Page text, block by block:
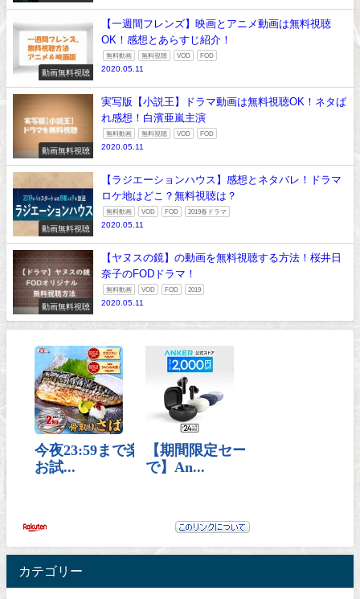
動画無料視聴
【一週間フレンズ】映画とアニメ動画は無料視聴
OK！感想とあらすじ紹介！
無料動画 無料視聴 VOD FOD
2020.05.11
動画無料視聴
実写版【小説王】ドラマ動画は無料視聴OK！ネタば
れ感想！白濱亜嵐主演
無料動画 無料視聴 VOD FOD
2020.05.11
動画無料視聴
【ラジエーションハウス】感想とネタバレ！ドラマ
ロケ地はどこ？無料視聴は？
無料動画 VOD FOD 2019春ドラマ
2020.05.11
動画無料視聴
【ヤヌスの鏡】の動画を無料視聴する方法！桜井日
奈子のFODドラマ！
無料動画 VOD FOD 2019
2020.05.11
カテゴリー